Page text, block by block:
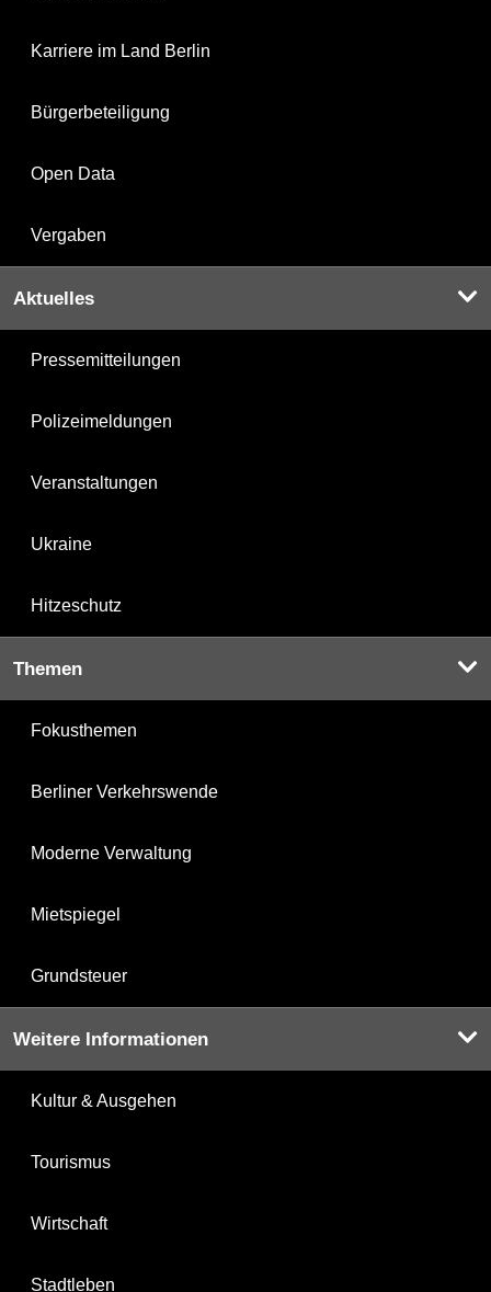
Karriere im Land Berlin
Bürgerbeteiligung
Open Data
Vergaben
Aktuelles
Pressemitteilungen
Polizeimeldungen
Veranstaltungen
Ukraine
Hitzeschutz
Themen
Fokusthemen
Berliner Verkehrswende
Moderne Verwaltung
Mietspiegel
Grundsteuer
Weitere Informationen
Kultur & Ausgehen
Tourismus
Wirtschaft
Stadtleben